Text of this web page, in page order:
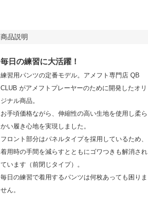
商品説明
毎日の練習に大活躍！
練習用パンツの定番モデル。アメフト専門店 QB
CLUB がアメフトプレーヤーのために開発したオリ
ジナル商品。
お手頃価格ながら、伸縮性の高い生地を使用し柔ら
かい履き心地を実現しました。
フロント部分はパネルタイプを採用しているため、
着用時の手間を減らすとともにゴワつきも解消され
ています（前閉じタイプ）。
毎日の練習で着用するパンツは何枚あっても困りま
せん。